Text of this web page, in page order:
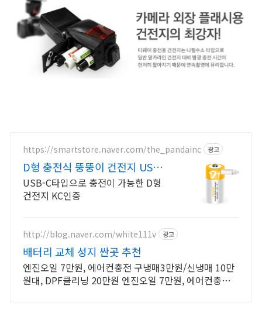
https://smartstore.naver.com/the_pandainc 광고
D형 충전식 뚱뚱이 건전지 USB-
C 타입 충전 건전지
USB-C타입으로 충전이 가능한 D형
건전지 KC인증
http://blog.naver.com/white111v 광고
배터리 교체 성지 싼곳 추천
엔진오일 7만원, 에어컨충전 구냉매3만원/신냉매 10만
원대, DPF클리닝 20만원 엔진오일 7만원, 에어컨충전